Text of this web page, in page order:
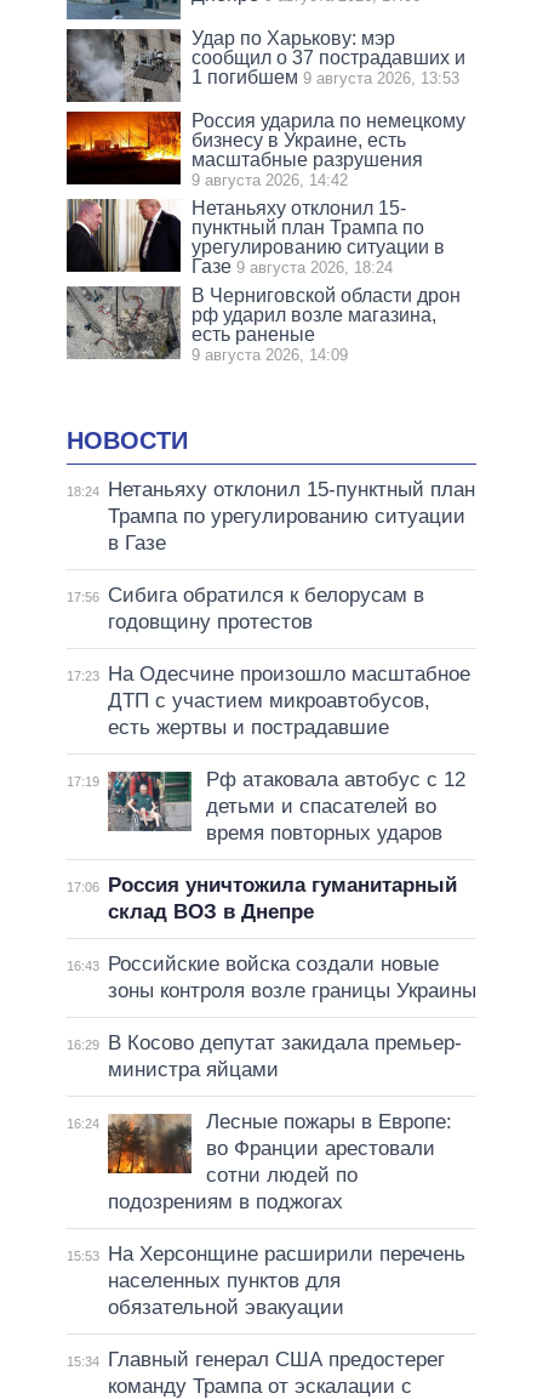
Удар по Харькову: мэр
сообщил о 37 пострадавших и
1 погибшем 9 августа 2026, 13:53
Россия ударила по немецкому
бизнесу в Украине, есть
масштабные разрушения
9 августа 2026, 14:42
Нетаньяху отклонил 15-
пунктный план Трампа по
урегулированию ситуации в
Газе 9 августа 2026, 18:24
В Черниговской области дрон
рф ударил возле магазина,
есть раненые
9 августа 2026, 14:09
НОВОСТИ
18:24
Нетаньяху отклонил 15-пунктный план
Трампа по урегулированию ситуации
в Газе
17:56
Сибига обратился к белорусам в
годовщину протестов
17:23
На Одесчине произошло масштабное
ДТП с участием микроавтобусов,
есть жертвы и пострадавшие
17:19
Рф атаковала автобус с 12
детьми и спасателей во
время повторных ударов
17:06
Россия уничтожила гуманитарный
склад ВОЗ в Днепре
16:43
Российские войска создали новые
зоны контроля возле границы Украины
16:29
В Косово депутат закидала премьер-
министра яйцами
16:24
Лесные пожары в Европе:
во Франции арестовали
сотни людей по
подозрениям в поджогах
15:53
На Херсонщине расширили перечень
населенных пунктов для
обязательной эвакуации
15:34
Главный генерал США предостерег
команду Трампа от эскалации с